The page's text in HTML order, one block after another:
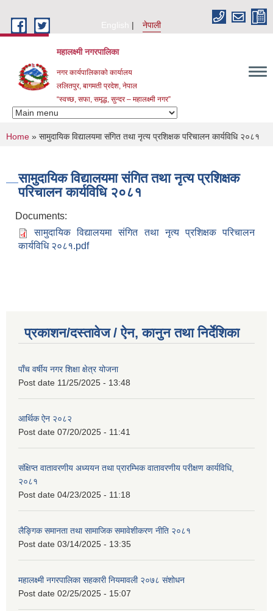
English
नेपाली
महालक्ष्मी नगरपालिका
नगर कार्यपालिकाको कार्यालय
ललितपुर, बागमती प्रदेश, नेपाल
“स्वच्छ, सफा, समृद्ध, सुन्दर – महालक्ष्मी नगर”
You are here
Home » सामुदायिक विद्यालयमा संगित तथा नृत्य प्रशिक्षक परिचालन कार्यविधि २०८१
सामुदायिक विद्यालयमा संगित तथा नृत्य प्रशिक्षक
परिचालन कार्यविधि २०८१
Documents:
सामुदायिक विद्यालयमा संगित तथा नृत्य प्रशिक्षक परिचालन
कार्यविधि २०८१.pdf
प्रकाशन/दस्तावेज / ऐन, कानुन तथा निर्देशिका
पाँच वर्षीय नगर शिक्षा क्षेत्र योजना
Post date 11/25/2025 - 13:48
आर्थिक ऐन २०८२
Post date 07/20/2025 - 11:41
संक्षिप्त वातावरणीय अध्ययन तथा प्रारम्भिक वातावरणीय परीक्षण कार्यविधि,
२०८१
Post date 04/23/2025 - 11:18
लैङ्गिक समानता तथा सामाजिक समावेशीकरण नीति २०८१
Post date 03/14/2025 - 13:35
महालक्ष्मी नगरपालिका सहकारी नियमावली २०७८ संशोधन
Post date 02/25/2025 - 15:07